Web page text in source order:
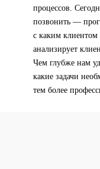
процессов.
позвонить —
с каким клиентом
анализирует
Чем глубже нам
какие задачи
тем более